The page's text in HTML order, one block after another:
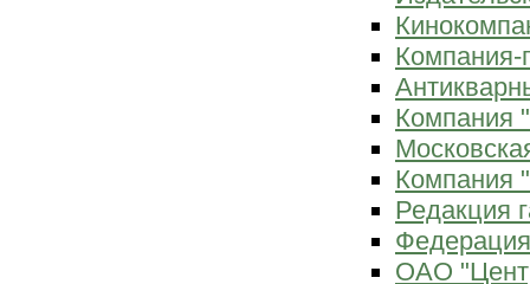
Компания-
Компания
Компания
Редакция
ОАО